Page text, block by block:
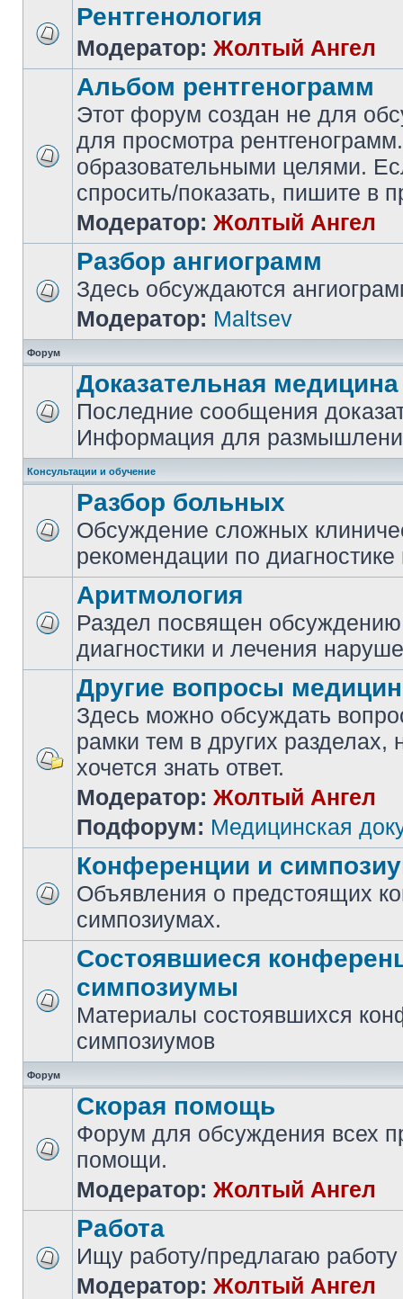
Рентгенология
Модератор: Жолтый Ангел
Альбом рентгенограмм
Этот форум создан не для
для просмотра
образовательными целями.
спросить/показать, пишите
Модератор: Жолтый Ангел
Разбор ангиограмм
Здесь обсуждаются
Модератор: Maltsev
Форум
Доказательная медицина
Последние сообщения
Информация для
Консультации и обучение
Разбор больных
Обсуждение сложных
рекомендации по
Аритмология
Раздел посвящен
диагностики и лечения
Другие вопросы
Здесь можно обсуждать
рамки тем в других разделах,
хочется знать ответ.
Модератор: Жолтый Ангел
Подфорум: Медицинская
Конференции и
Объявления о предстоящих
симпозиумах.
Состоявшиеся
симпозиумы
Материалы состоявшихся
симпозиумов
Форум
Скорая помощь
Форум для обсуждения всех
помощи.
Модератор: Жолтый Ангел
Работа
Ищу работу/предлагаю
Модератор: Жолтый Ангел